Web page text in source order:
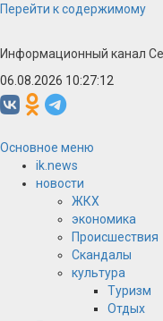
Перейти к содержимому
Информационный канал
06.08.2026 10:27:12
Основное меню
ik.news
новости
ЖКХ
экономика
Происшествия
Скандалы
культура
Туризм
Отдых